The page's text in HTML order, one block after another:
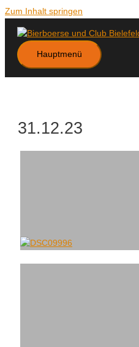
Zum Inhalt springen
Hauptmenü
31.12.23